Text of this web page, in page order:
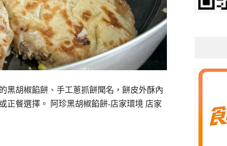
黑胡椒餡餅、手工蔥抓餅聞名，餅皮外酥內
正餐選擇。 阿珍黑胡椒餡餅-店家環境 店家